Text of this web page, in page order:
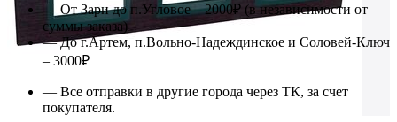
— От Зари до п.Угловое – 2000₽ (в независимости от
суммы заказа)
— До г.Артем, п.Вольно-Надеждинское и Соловей-Ключ
– 3000₽
— Все отправки в другие города через ТК, за счет
покупателя.